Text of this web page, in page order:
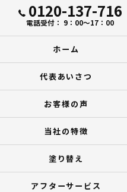
0120-137-716
電話受付： 9：00～17：00
ホーム
代表あいさつ
お客様の声
当社の特徴
塗り替え
アフターサービス